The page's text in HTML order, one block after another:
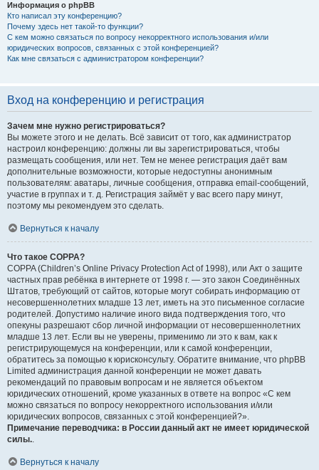
Информация о phpBB
Кто написал эту конференцию?
Почему здесь нет такой-то функции?
С кем можно связаться по вопросу некорректного использования и/или
юридических вопросов, связанных с этой конференцией?
Как мне связаться с администратором конференции?
Вход на конференцию и регистрация
Зачем мне нужно регистрироваться?
Вы можете этого и не делать. Всё зависит от того, как администратор
настроил конференцию: должны ли вы зарегистрироваться, чтобы
размещать сообщения, или нет. Тем не менее регистрация даёт вам
дополнительные возможности, которые недоступны анонимным
пользователям: аватары, личные сообщения, отправка email-сообщений,
участие в группах и т. д. Регистрация займёт у вас всего пару минут,
поэтому мы рекомендуем это сделать.
Вернуться к началу
Что такое COPPA?
COPPA (Children’s Online Privacy Protection Act of 1998), или Акт о защите
частных прав ребёнка в интернете от 1998 г. — это закон Соединённых
Штатов, требующий от сайтов, которые могут собирать информацию от
несовершеннолетних младше 13 лет, иметь на это письменное согласие
родителей. Допустимо наличие иного вида подтверждения того, что
опекуны разрешают сбор личной информации от несовершеннолетних
младше 13 лет. Если вы не уверены, применимо ли это к вам, как к
регистрирующемуся на конференции, или к самой конференции,
обратитесь за помощью к юрисконсульту. Обратите внимание, что phpBB
Limited администрация данной конференции не может давать
рекомендаций по правовым вопросам и не является объектом
юридических отношений, кроме указанных в ответе на вопрос «С кем
можно связаться по вопросу некорректного использования и/или
юридических вопросов, связанных с этой конференцией?».
Примечание переводчика: в России данный акт не имеет юридической
силы..
Вернуться к началу